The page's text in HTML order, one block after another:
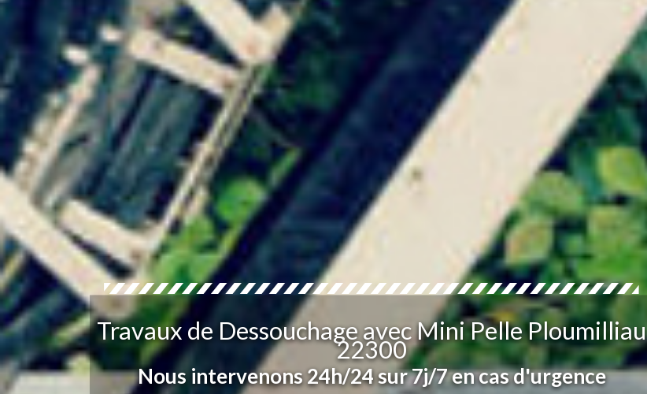
Travaux de Dessouchage avec Mini Pelle Ploumilliau
22300
Nous intervenons 24h/24 sur 7j/7 en cas d'urgence